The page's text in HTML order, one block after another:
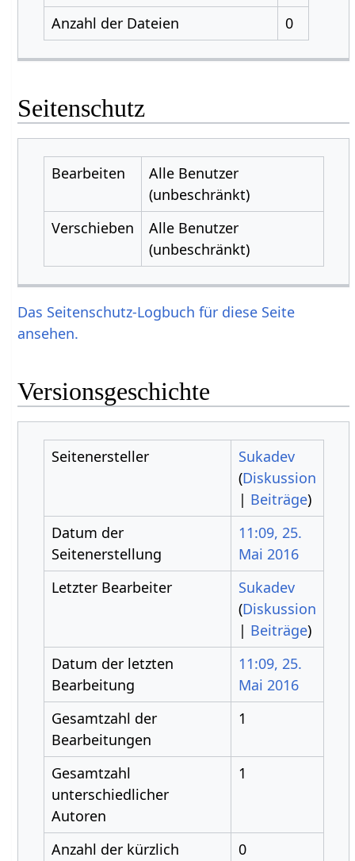
Anzahl der Dateien
0
Seitenschutz
Bearbeiten
Alle Benutzer
(unbeschränkt)
Verschieben
Alle Benutzer
(unbeschränkt)
Das Seitenschutz-Logbuch für diese Seite
ansehen.
Versionsgeschichte
Seitenersteller
Sukadev
(Diskussion
| Beiträge)
Datum der
Seitenerstellung
11:09, 25.
Mai 2016
Letzter Bearbeiter
Sukadev
(Diskussion
| Beiträge)
Datum der letzten
Bearbeitung
11:09, 25.
Mai 2016
Gesamtzahl der
Bearbeitungen
1
Gesamtzahl
unterschiedlicher
Autoren
1
Anzahl der kürzlich 0